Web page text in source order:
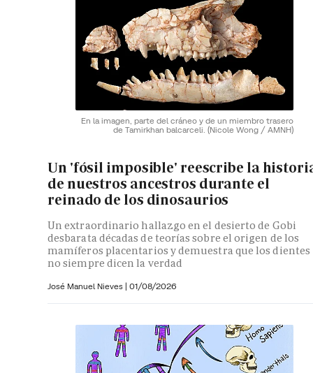
En la imagen, parte del cráneo y de un miembro trasero
de Tamirkhan balcarceli. (Nicole Wong / AMNH)
Un 'fósil imposible' reescribe la
de nuestros ancestros durante el
reinado de los dinosaurios
Un extraordinario hallazgo en el desierto de Gobi
desbarata décadas de teorías sobre el origen de los
mamíferos placentarios y demuestra que los dientes
no siempre dicen la verdad
José Manuel Nieves | 01/08/2026